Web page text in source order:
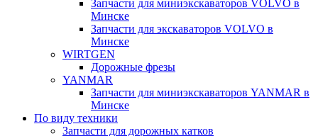
Запчасти для миниэкскаваторов VOLVO в
Минске
Запчасти для экскаваторов VOLVO в
Минске
WIRTGEN
Дорожные фрезы
YANMAR
Запчасти для миниэкскаваторов YANMAR в
Минске
По виду техники
Запчасти для дорожных катков